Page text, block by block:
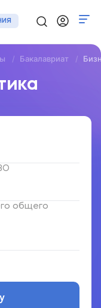
Бакалавриат
общего